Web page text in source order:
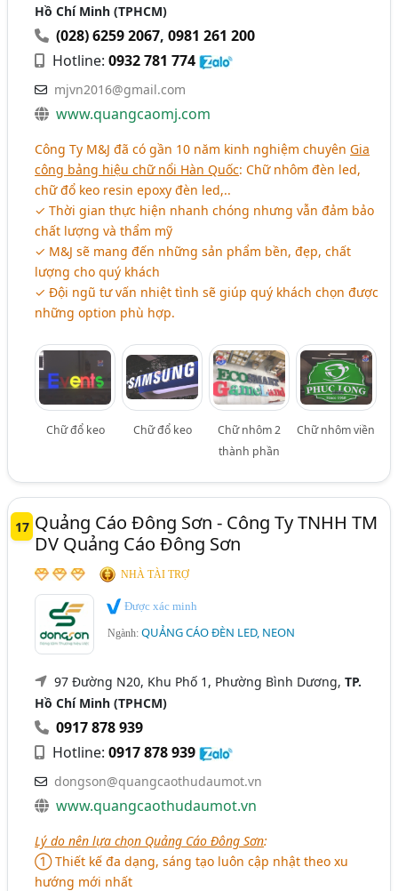
Hồ Chí Minh (TPHCM)
(028) 6259 2067,0981 261 200
Hotline:0932 781 774
mjvn2016@gmail.com
www.quangcaomj.com
Công Ty M&J đã có gần 10 năm kinh nghiệm chuyênGia
công bảng hiệu chữ nổi Hàn Quốc: Chữ nhôm đèn led,
chữ đổ keo resin epoxy đèn led,..
✓ Thời gian thực hiện nhanh chóng nhưng vẫn đảm bảo
chất lượng và thẩm mỹ
✓ M&J sẽ mang đến những sản phẩm bền, đẹp, chất
lượng cho quý khách
✓ Đội ngũ tư vấn nhiệt tình sẽ giúp quý khách chọn được
những option phù hợp.
Chữ đổ keo Chữ đổ keo
Chữ nhôm 2
thành phần
Chữ nhôm viền
17 Quảng Cáo Đông Sơn - Công Ty TNHH TM
DV Quảng Cáo Đông Sơn
NHÀ TÀI TRỢ
Được xác minh
Ngành:QUẢNG CÁO ĐÈN LED, NEON
97 Đường N20, Khu Phố 1, Phường Bình Dương,TP.
Hồ Chí Minh (TPHCM)
0917 878 939
Hotline:0917 878 939
dongson@quangcaothudaumot.vn
www.quangcaothudaumot.vn
Lý do nên lựa chọn Quảng Cáo Đông Sơn:
➀ Thiết kế đa dạng, sáng tạo luôn cập nhật theo xu
hướng mới nhất